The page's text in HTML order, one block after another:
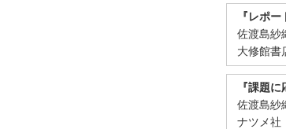
『レポ
佐渡島紗
大修館書
『課題
佐渡島紗
ナツメ社